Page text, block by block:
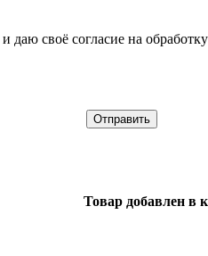
и даю своё согласие на
Товар добавлен в